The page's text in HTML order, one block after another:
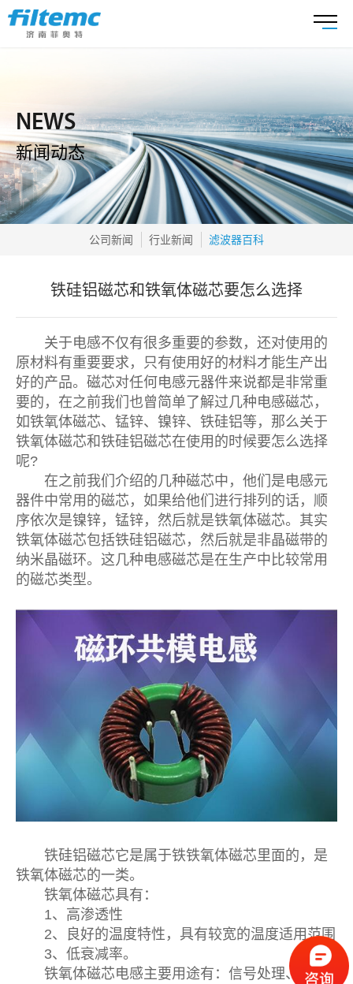
NEWS
新闻动态
公司新闻 行业新闻 滤波器百科
铁硅铝磁芯和铁氧体磁芯要怎么选择
关于电感不仅有很多重要的参数，还对使用的
原材料有重要要求，只有使用好的材料才能生产出
好的产品。磁芯对任何电感元器件来说都是非常重
要的，在之前我们也曾简单了解过几种电感磁芯，
如铁氧体磁芯、锰锌、镍锌、铁硅铝等，那么关于
铁氧体磁芯和铁硅铝磁芯在使用的时候要怎么选择
呢?
在之前我们介绍的几种磁芯中，他们是电感元
器件中常用的磁芯，如果给他们进行排列的话，顺
序依次是镍锌，锰锌，然后就是铁氧体磁芯。其实
铁氧体磁芯包括铁硅铝磁芯，然后就是非晶磁带的
纳米晶磁环。这几种电感磁芯是在生产中比较常用
的磁芯类型。
铁硅铝磁芯它是属于铁铁氧体磁芯里面的，是
铁氧体磁芯的一类。
铁氧体磁芯具有：
1、高渗透性
2、良好的温度特性，具有较宽的温度适用范围
3、低衰减率。
铁氧体磁芯电感主要用途有：信号处理、功率